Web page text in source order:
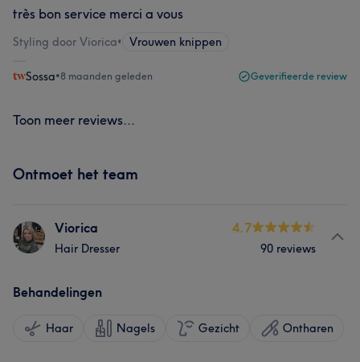
très bon service merci a vous
Styling door Viorica• Vrouwen knippen
Sossa•8 maanden geleden Geverifieerde review
Toon meer reviews...
Ontmoet het team
Viorica
Hair Dresser
4.7
90 reviews
Behandelingen
Haar Nagels Gezicht Ontharen